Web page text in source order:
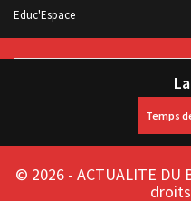
Educ'Espace
© 2026 - ACTUALITE DU